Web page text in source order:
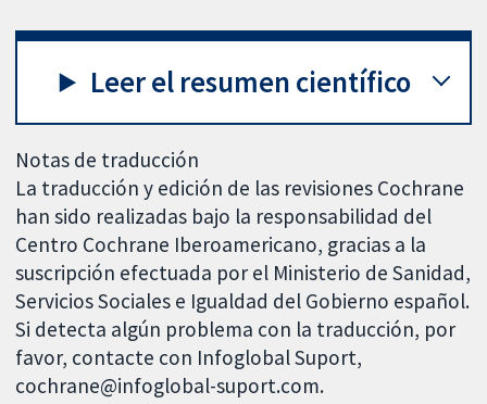
Leer el resumen científico
Notas de traducción
La traducción y edición de las revisiones Cochrane
han sido realizadas bajo la responsabilidad del
Centro Cochrane Iberoamericano, gracias a la
suscripción efectuada por el Ministerio de Sanidad,
Servicios Sociales e Igualdad del Gobierno español.
Si detecta algún problema con la traducción, por
favor, contacte con Infoglobal Suport,
cochrane@infoglobal-suport.com.